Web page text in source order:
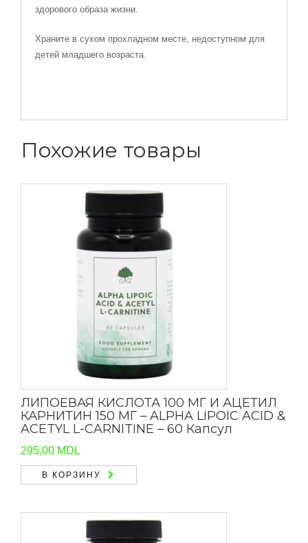
здорового образа жизни.
Храните в сухом прохладном месте, недоступном для
детей младшего возраста.
Похожие товары
ЛИПОЕВАЯ КИСЛОТА 100 МГ И АЦЕТИЛ
КАРНИТИН 150 МГ – ALPHA LIPOIC ACID &
ACETYL L-CARNITINE – 60 Капсул
295,00 MDL
В КОРЗИНУ